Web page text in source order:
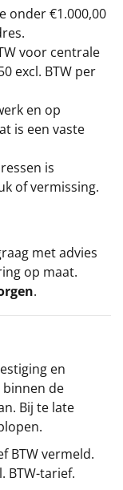
onder €1.000,00
voor centrale
excl. BTW per
en op
is een vaste
is
of vermissing.
met advies
op maat.
.
en
de
Bij te late
BTW vermeld.
BTW-tarief.